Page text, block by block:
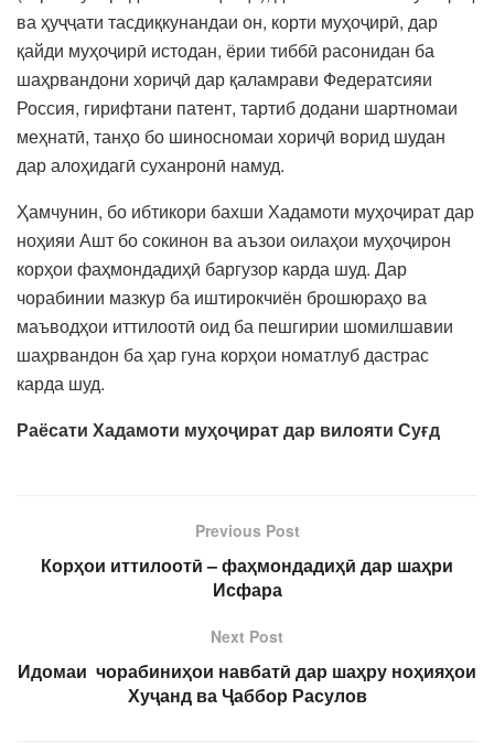
ва ҳуҷҷати тасдиқкунандаи он, корти муҳоҷирӣ, дар
қайди муҳоҷирӣ истодан, ёрии тиббӣ расонидан ба
шаҳрвандони хориҷӣ дар қаламрави Федератсияи
Россия, гирифтани патент, тартиб додани шартномаи
меҳнатӣ, танҳо бо шиносномаи хориҷӣ ворид шудан
дар алоҳидагӣ суханронӣ намуд.
Ҳамчунин, бо ибтикори бахши Хадамоти муҳоҷират дар
ноҳияи Ашт бо сокинон ва аъзои оилаҳои муҳоҷирон
корҳои фаҳмондадиҳӣ баргузор карда шуд. Дар
чорабинии мазкур ба иштирокчиён брошюраҳо ва
маъводҳои иттилоотӣ оид ба пешгирии шомилшавии
шаҳрвандон ба ҳар гуна корҳои номатлуб дастрас
карда шуд.
Раёсати Хадамоти муҳоҷират дар вилояти Суғд
Previous Post
Корҳои иттилоотӣ – фаҳмондадиҳӣ дар шаҳри
Исфара
Next Post
Идомаи чорабиниҳои навбатӣ дар шаҳру ноҳияҳои
Хуҷанд ва Ҷаббор Расулов